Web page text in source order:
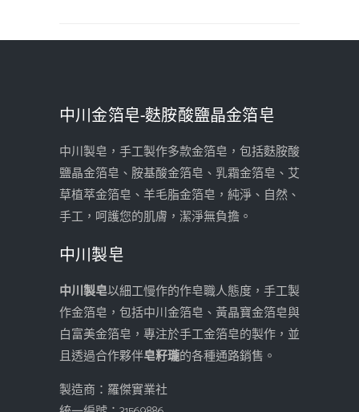
中川金箔皂-麩胺酸鹽晶金箔皂
中川製皂，手工製作多款金箔皂，包括麩胺酸
鹽晶金箔皂、胺基酸金箔皂、乳霜金箔皂、艾
草植萃金箔皂、羊毛脂金箔皂，純淨、自然、
手工，呵護您的肌膚，潔淨無負擔。
中川製皂
中川製皂以細工慢作的作皂職人態度，手工製
作金箔皂，包括中川金箔皂、黃晶寶金箔皂與
白富美金箔皂，專注於手工金箔皂的製作，並
且透過合作夥伴皂籽瓏的各種通路銷售。
製造商：羅傑實業社